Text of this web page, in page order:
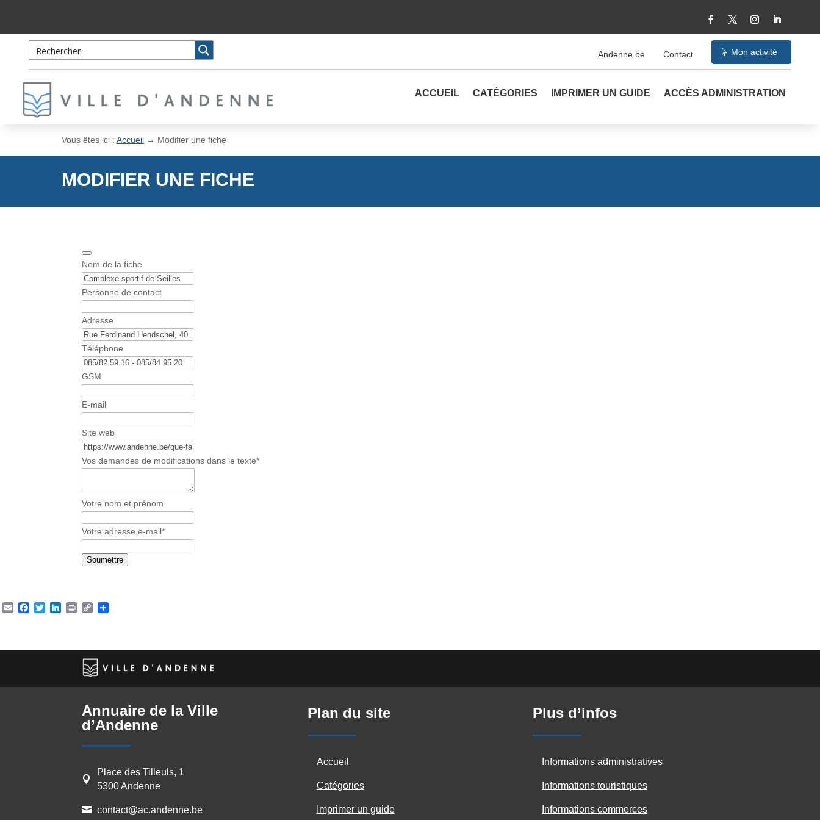
Content
la
navigation
Andenne.be Contact Mon activité
ACCUEIL CATÉGORIES IMPRIMER UN GUIDE ACCÈS ADMINISTRATION
Vous êtes ici : Accueil→ Modifier une fiche
MODIFIER UNE FICHE
Nom de la fiche
Personne de contact
Adresse
Téléphone
C
n
a
c
t
a
l
GSM
E-mail
Site web
Vos demandes de modifications dans le texte*
Votre nom et prénom
Votre adresse e-mail*
Soumettre
EmailFacebook
TwitterLinkedIn
Print Copy
Annuaire de la Ville
d’Andenne

Place des Tilleuls, 1
5300 Andenne
 contact@ac.andenne.be
Plan du site
Accueil
Catégories
Imprimer un guide
Plus d’infos
Informations administratives
Informations touristiques
Informations commerces